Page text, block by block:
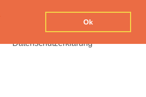
Ok
Datenschutzerklärung